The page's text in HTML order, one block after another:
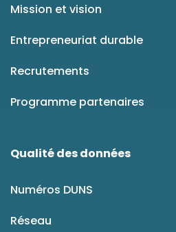
Mission et vision
Entrepreneuriat durable
Recrutements
Programme partenaires
Qualité des données
Numéros DUNS
Réseau